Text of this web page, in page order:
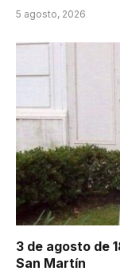
5 agosto, 2026
3 de agosto de
San Martín